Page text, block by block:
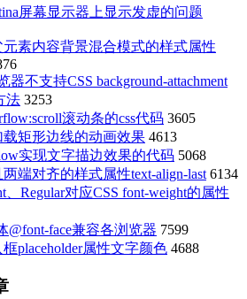
屏幕显示器上显示发虚的问题
元素内容背景混合模式的样式属性
器不支持CSS background-attachment
法 3253
滚动条的css代码 3605
载矩形边线的动画效果 4613
实现文字描边效果的代码 5068
端对齐的样式属性text-align-last 6134
Regular对应CSS font-weight的属性
@font-face兼容各浏览器 7599
placeholder属性文字颜色 4688